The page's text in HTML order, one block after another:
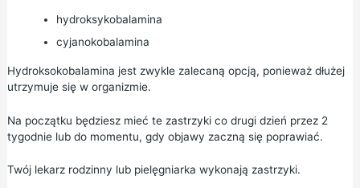
hydroksykobalamina
cyjanokobalamina
Hydroksokobalamina jest zwykle zalecaną opcją, ponieważ dłużej
utrzymuje się w organizmie.
Na początku będziesz mieć te zastrzyki co drugi dzień przez 2
tygodnie lub do momentu, gdy objawy zaczną się poprawiać.
Twój lekarz rodzinny lub pielęgniarka wykonają zastrzyki.